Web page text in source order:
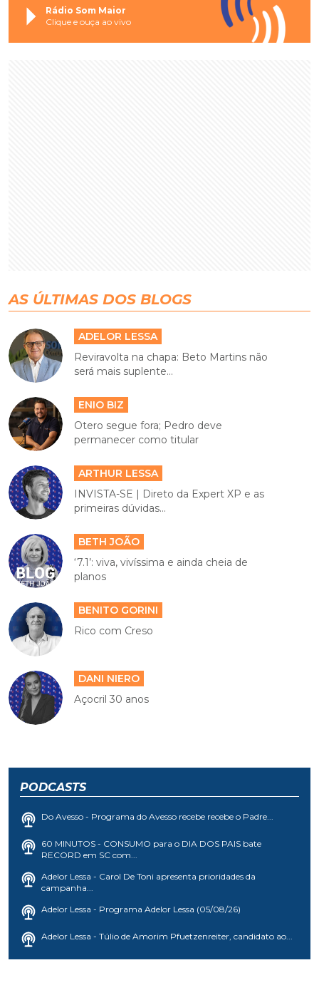
Rádio Som Maior
Clique e ouça ao vivo
AS ÚLTIMAS DOS BLOGS
ADELOR LESSA
Reviravolta na chapa: Beto Martins não
será mais suplente...
ENIO BIZ
Otero segue fora; Pedro deve
permanecer como titular
ARTHUR LESSA
INVISTA-SE | Direto da Expert XP e as
primeiras dúvidas...
BETH JOÃO
‘7.1’: viva, vivíssima e ainda cheia de
planos
BENITO GORINI
Rico com Creso
DANI NIERO
Açocril 30 anos
PODCASTS
Do Avesso - Programa do Avesso recebe recebe o Padre...
60 MINUTOS - CONSUMO para o DIA DOS PAIS bate
RECORD em SC com...
Adelor Lessa - Carol De Toni apresenta prioridades da
campanha...
Adelor Lessa - Programa Adelor Lessa (05/08/26)
Adelor Lessa - Túlio de Amorim Pfuetzenreiter, candidato ao...